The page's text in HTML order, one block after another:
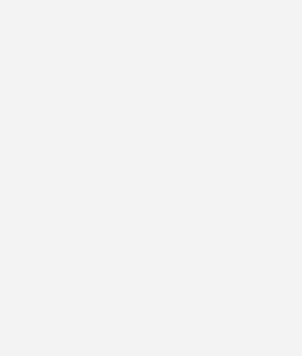
in Betrieb gegangen. Auf
von Thomas Keßler erzeugen nun
für neun Gewächshäuser
kann die Solarwärme gut genutzt
länger mit dem Gedanken gespielt,
Anstoß gaben die deutlich
Prozesswärmeanlagen im
das Zusammentreffen mit dem
Martin Winkler. Er ist der
GmbH, Hersteller von
Einsatzbereiche und Mit-Initiator der
Solar lieferte die 48